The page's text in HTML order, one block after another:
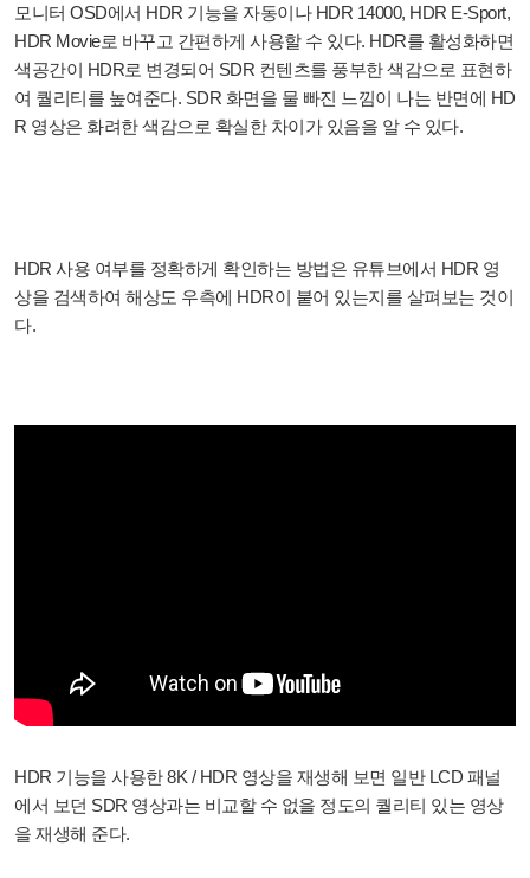
모니터 OSD에서 HDR 기능을 자동이나 HDR 14000, HDR E-Sport,
HDR Movie로 바꾸고 간편하게 사용할 수 있다. HDR를 활성화하면
색공간이 HDR로 변경되어 SDR 컨텐츠를 풍부한 색감으로 표현하
여 퀄리티를 높여준다. SDR 화면을 물 빠진 느낌이 나는 반면에 HD
R 영상은 화려한 색감으로 확실한 차이가 있음을 알 수 있다.
HDR 사용 여부를 정확하게 확인하는 방법은 유튜브에서 HDR 영
상을 검색하여 해상도 우측에 HDR이 붙어 있는지를 살펴보는 것이
다.
HDR 기능을 사용한 8K / HDR 영상을 재생해 보면 일반 LCD 패널
에서 보던 SDR 영상과는 비교할 수 없을 정도의 퀄리티 있는 영상
을 재생해 준다.